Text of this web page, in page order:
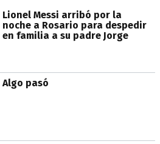
Lionel Messi arribó por la
noche a Rosario para despedir
en familia a su padre Jorge
Algo pasó